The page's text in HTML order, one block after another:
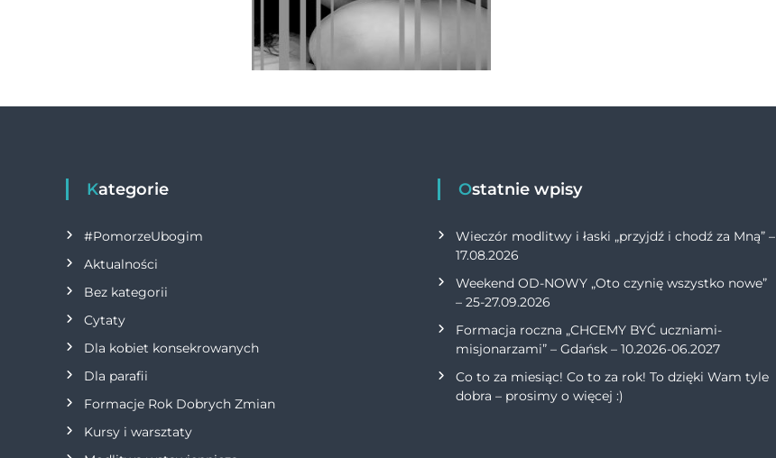
Kategorie
#PomorzeUbogim
Aktualności
Bez kategorii
Cytaty
Dla kobiet konsekrowanych
Dla parafii
Formacje Rok Dobrych Zmian
Kursy i warsztaty
Ostatnie wpisy
Wieczór modlitwy i łaski „przyjdź i chodź za Mną” –
17.08.2026
Weekend OD-NOWY „Oto czynię wszystko nowe”
– 25-27.09.2026
Formacja roczna „CHCEMY BYĆ uczniami-
misjonarzami” – Gdańsk – 10.2026-06.2027
Co to za miesiąc! Co to za rok! To dzięki Wam tyle
dobra – prosimy o więcej :)